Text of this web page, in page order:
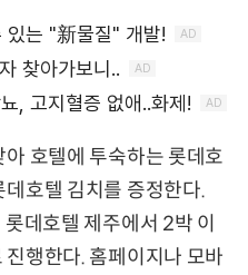
호텔에 투숙하는 롯데호
호텔 김치를 증정한다.
데호텔 제주에서 2박 이
행한다. 홈페이지나 모바